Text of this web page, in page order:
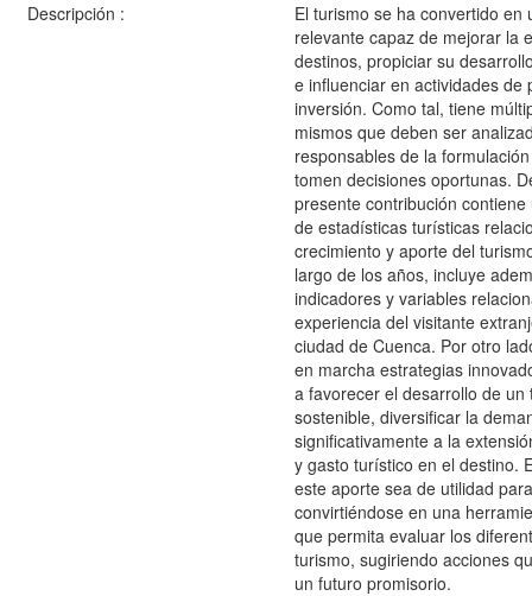
Descripción :
El turismo se ha convertido en
relevante capaz de mejorar la
destinos, propiciar su
e influenciar en actividades de
inversión. Como tal, tiene
mismos que deben ser
responsables de la
tomen decisiones oportunas.
presente contribución
de estadísticas turísticas
crecimiento y aporte del
largo de los años, incluye
indicadores y variables
experiencia del visitante
ciudad de Cuenca. Por otro
en marcha estrategias
a favorecer el desarrollo de un
sostenible, diversificar la
significativamente a la
y gasto turístico en el destino.
este aporte sea de utilidad
convirtiéndose en una
que permita evaluar los
turismo, sugiriendo acciones
un futuro promisorio.